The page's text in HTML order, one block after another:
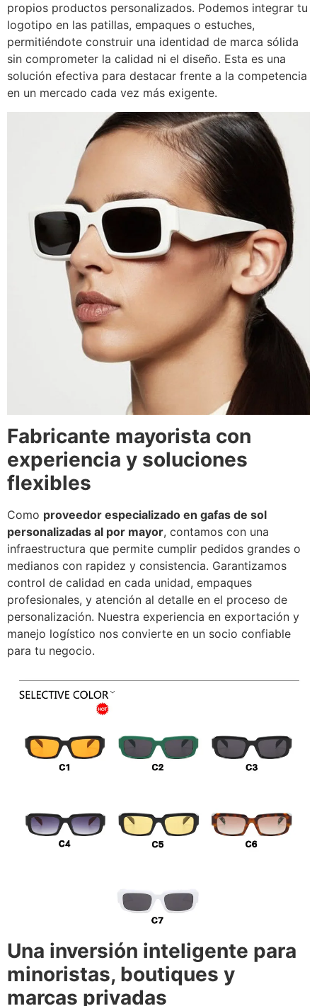
propios productos personalizados. Podemos integrar tu
logotipo en las patillas, empaques o estuches,
permitiéndote construir una identidad de marca sólida
sin comprometer la calidad ni el diseño. Esta es una
solución efectiva para destacar frente a la competencia
en un mercado cada vez más exigente.
Fabricante mayorista con
experiencia y soluciones
flexibles
Como proveedor especializado en gafas de sol
personalizadas al por mayor, contamos con una
infraestructura que permite cumplir pedidos grandes o
medianos con rapidez y consistencia. Garantizamos
control de calidad en cada unidad, empaques
profesionales, y atención al detalle en el proceso de
personalización. Nuestra experiencia en exportación y
manejo logístico nos convierte en un socio confiable
para tu negocio.
Una inversión inteligente para
minoristas, boutiques y
marcas privadas